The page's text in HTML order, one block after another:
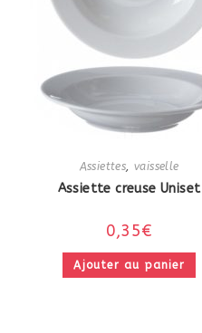
Assiettes vaisselle
Assiette creuse Uniset
0,35€
Ajouter au panier